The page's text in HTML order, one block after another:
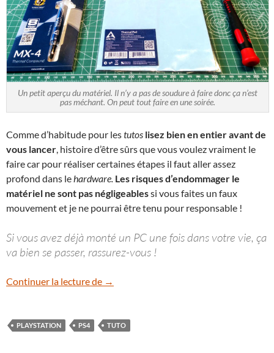
Un petit aperçu du matériel. Il n’y a pas de soudure à faire donc ça n’est
pas méchant. On peut tout faire en une soirée.
Comme d’habitude pour lestutos lisez bien en entier avant de
vous lancer , histoire d’être sûrs que vous voulez vraiment le
faire car pour réaliser certaines étapes il faut aller assez
profond dans le hardware. Les risques d’endommager le
matériel ne sont pas négligeablessi vous faites un faux
mouvement et je ne pourrai être tenu pour responsable !
Si vous avez déjà monté un PC une fois dans votre vie, ça
va bien se passer, rassurez-vous !
Continuer la lecture de [Tuto] Sony PlayStation 4 Pro:
→
PLAYSTATION PS4 TUTO